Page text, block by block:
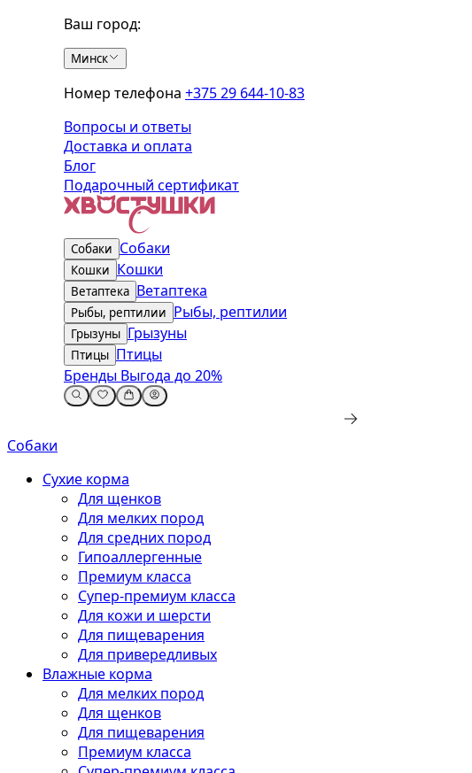
Ваш город:
Минск
Номер телефона +375 29 644-10-83
Вопросы и ответы
Доставка и оплата
Блог
Подарочный сертификат
Собаки Собаки
Кошки Кошки
Ветаптека Ветаптека
Рыбы, рептилии Рыбы, рептилии
Грызуны Грызуны
Птицы Птицы
Бренды Выгода до 20%
Собаки
Сухие корма
Для щенков
Для мелких пород
Для средних пород
Гипоаллергенные
Премиум класса
Супер-премиум класса
Для кожи и шерсти
Для пищеварения
Для привередливых
Влажные корма
Для мелких пород
Для щенков
Для пищеварения
Премиум класса